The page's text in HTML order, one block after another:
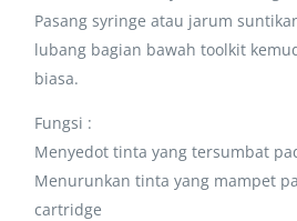
Pasang syringe atau jarum
lubang bagian bawah toolkit
biasa.
Fungsi :
Menyedot tinta yang tersumbat
Menurunkan tinta yang mampet
cartridge